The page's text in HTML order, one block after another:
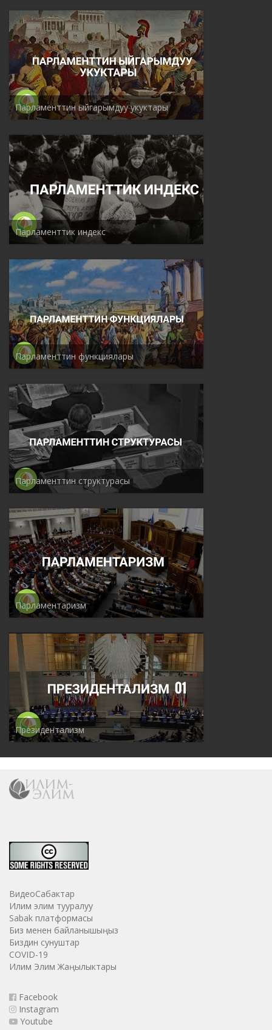
Парламенттин ыйгарымдуу укуктары
Парламенттик индекс
Парламенттин функциялары
Парламенттин структурасы
Парламентаризм
Президентализм
ВидеоСабактар
Илим элим тууралуу
Sabak платформасы
Биз менен байланышыңыз
Биздин сунуштар
COVID-19
Илим Элим Жаңылыктары
Facebook
Instagram
Youtube